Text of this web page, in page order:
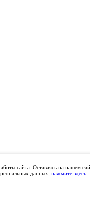
сайта. Оставаясь на нашем
данных,нажмите здесь